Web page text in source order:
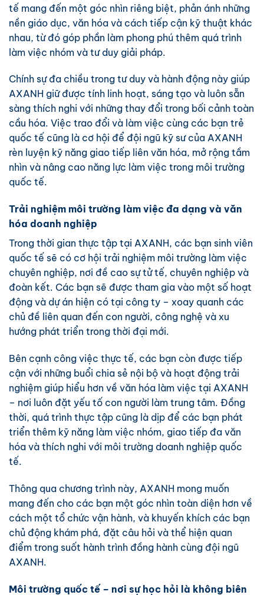
tế mang đến một góc nhìn riêng biệt, phản ánh những
nền giáo dục, văn hóa và cách tiếp cận kỹ thuật khác
nhau, từ đó góp phần làm phong phú thêm quá trình
làm việc nhóm và tư duy giải pháp.
Chính sự đa chiều trong tư duy và hành động này giúp
AXANH giữ được tính linh hoạt, sáng tạo và luôn sẵn
sàng thích nghi với những thay đổi trong bối cảnh toàn
cầu hóa. Việc trao đổi và làm việc cùng các bạn trẻ
quốc tế cũng là cơ hội để đội ngũ kỹ sư của AXANH
rèn luyện kỹ năng giao tiếp liên văn hóa, mở rộng tầm
nhìn và nâng cao năng lực làm việc trong môi trường
quốc tế.
Trải nghiệm môi trường làm việc đa dạng và văn
hóa doanh nghiệp
Trong thời gian thực tập tại AXANH, các bạn sinh viên
quốc tế sẽ có cơ hội trải nghiệm môi trường làm việc
chuyên nghiệp, nơi đề cao sự tử tế, chuyên nghiệp và
đoàn kết. Các bạn sẽ được tham gia vào một số hoạt
động và dự án hiện có tại công ty – xoay quanh các
chủ đề liên quan đến con người, công nghệ và xu
hướng phát triển trong thời đại mới.
Bên cạnh công việc thực tế, các bạn còn được tiếp
cận với những buổi chia sẻ nội bộ và hoạt động trải
nghiệm giúp hiểu hơn về văn hóa làm việc tại AXANH
– nơi luôn đặt yếu tố con người làm trung tâm. Đồng
thời, quá trình thực tập cũng là dịp để các bạn phát
triển thêm kỹ năng làm việc nhóm, giao tiếp đa văn
hóa và thích nghi với môi trường doanh nghiệp quốc
tế.
Thông qua chương trình này, AXANH mong muốn
mang đến cho các bạn một góc nhìn toàn diện hơn về
cách một tổ chức vận hành, và khuyến khích các bạn
chủ động khám phá, đặt câu hỏi và thể hiện quan
điểm trong suốt hành trình đồng hành cùng đội ngũ
AXANH.
Môi trường quốc tế – nơi sự học hỏi là không biên